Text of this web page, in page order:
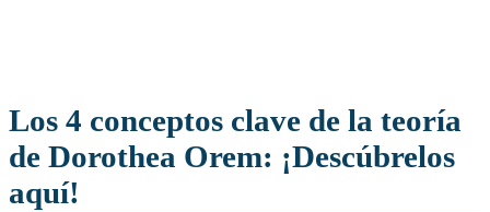
Los 4 conceptos clave de la teoría
de Dorothea Orem: ¡Descúbrelos
aquí!